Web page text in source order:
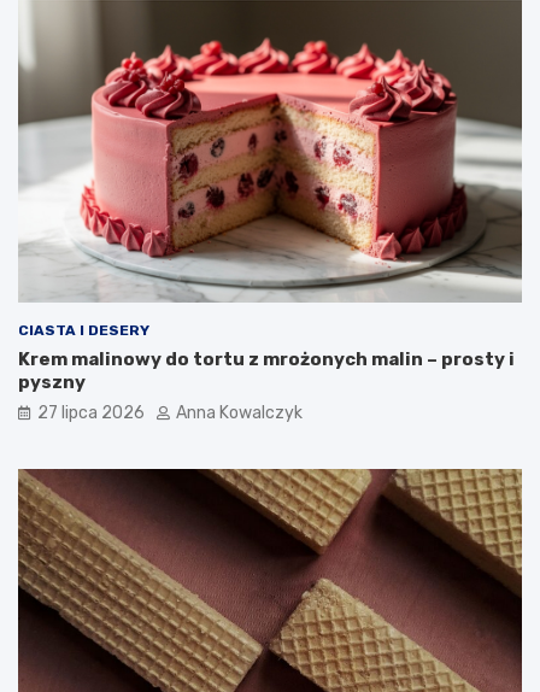
CIASTA I DESERY
Krem malinowy do tortu z mrożonych malin – prosty i
pyszny
27 lipca 2026 Anna Kowalczyk